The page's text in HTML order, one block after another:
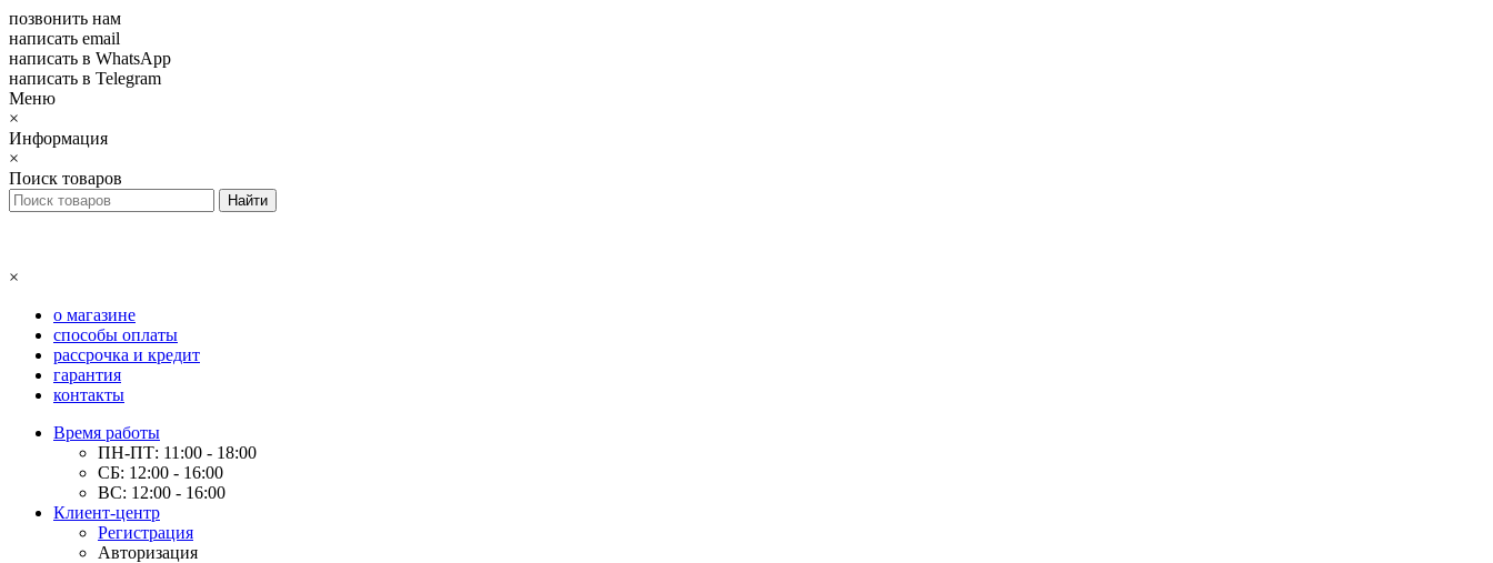
позвонить нам
написать email
написать в WhatsApp
написать в Telegram
Меню
×
Информация
×
Поиск товаров
×
о магазине
способы оплаты
рассрочка и кредит
гарантия
контакты
Время работы
ПН-ПТ: 11:00 - 18:00
СБ: 12:00 - 16:00
ВС: 12:00 - 16:00
Клиент-центр
Регистрация
Авторизация